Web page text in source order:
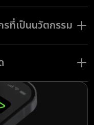
ดภัยของเงินทุนและข้อมูลส่วน
ใช้เทคโนโลยีเข้ารหัสขั้นสูง
งธุรกรรม เราปฏิบัติตาม
ที่ซึ่งความปลอดภัย
รที่เป็นนวัตกรรม
งที่มีความหลากหลาย พร้อม
มสำเร็จในตลาดการเงิน
าะห์ตลาด อินดิเคเตอร์ ออส
เรา และเมื่อคุณพร้อมเทรด
ดในการเทรดจริง เข้าร่วม
และแหล่งความรู้ที่ออกแบบ
องคุณได้
งความรู้ที่มีความครอบคลุม
าสเตอร์คลาสใน YouTube
อให้มั่นใจว่าคุณมีทุกอย่าง